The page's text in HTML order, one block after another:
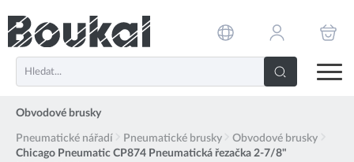
Obvodové brusky
Pneumatické nářadí Pneumatické brusky
Obvodové brusky
Chicago Pneumatic CP874 Pneumatická řezačka 2-7/8"